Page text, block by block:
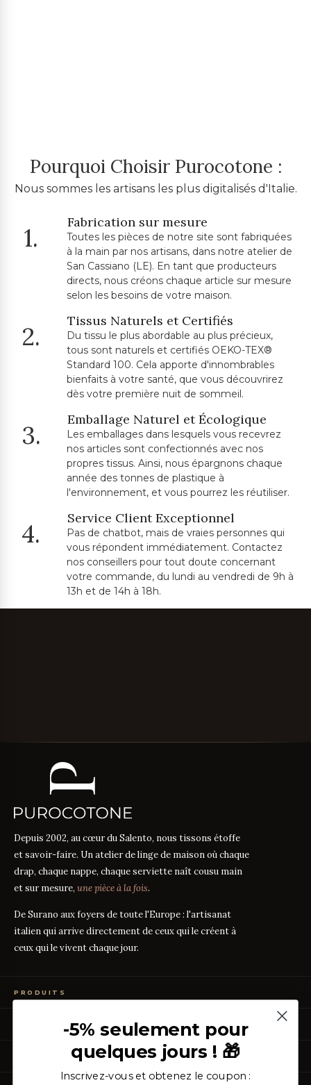
Pourquoi Choisir Purocotone :
Nous sommes les artisans les plus digitalisés d'Italie.
1.
Fabrication sur mesure
Toutes les pièces de notre site sont fabriquées
à la main par nos artisans, dans notre atelier de
San Cassiano (LE). En tant que producteurs
directs, nous créons chaque article sur mesure
selon les besoins de votre maison.
2.
Tissus Naturels et Certifiés
Du tissu le plus abordable au plus précieux,
tous sont naturels et certifiés OEKO-TEX®
Standard 100. Cela apporte d'innombrables
bienfaits à votre santé, que vous découvrirez
dès votre première nuit de sommeil.
3.
Emballage Naturel et Écologique
Les emballages dans lesquels vous recevrez
nos articles sont confectionnés avec nos
propres tissus. Ainsi, nous épargnons chaque
année des tonnes de plastique à
l'environnement, et vous pourrez les réutiliser.
4.
Service Client Exceptionnel
Pas de chatbot, mais de vraies personnes qui
vous répondent immédiatement. Contactez
nos conseillers pour tout doute concernant
votre commande, du lundi au vendredi de 9h à
13h et de 14h à 18h.
Depuis 2002, au cœur du Salento, nous tissons étoffe
et savoir-faire. Un atelier de linge de maison où chaque
drap, chaque nappe, chaque serviette naît cousu main
et sur mesure, une pièce à la fois.
De Surano aux foyers de toute l'Europe : l'artisanat
italien qui arrive directement de ceux qui le créent à
ceux qui le vivent chaque jour.
PRODUITS
Linge de Table
Vêtements de Maison
Échantillons Gratuits
GUIDES DES TISSUS
Guide des mesures GUIDE
Percale ou Satin ? GUIDE
Que signifie le TC ? GUIDE
Qui sommes-nous
-5% seulement pour
quelques jours ! 🎁
Inscrivez-vous et obtenez le coupon :